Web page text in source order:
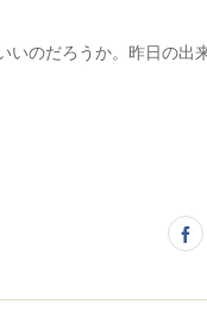
のだろうか。昨日の出